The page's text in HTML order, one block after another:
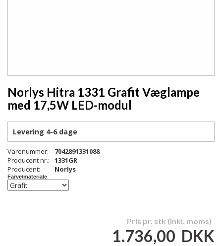
Norlys Hitra 1331 Grafit Væglampe
med 17,5W LED-modul
Levering 4-6 dage
Varenummer:
7042891331088
Producent nr.:
1331GR
Producent:
Norlys
Farve/materiale
Pris pr. stk (inkl. moms)
1.736,00 DKK